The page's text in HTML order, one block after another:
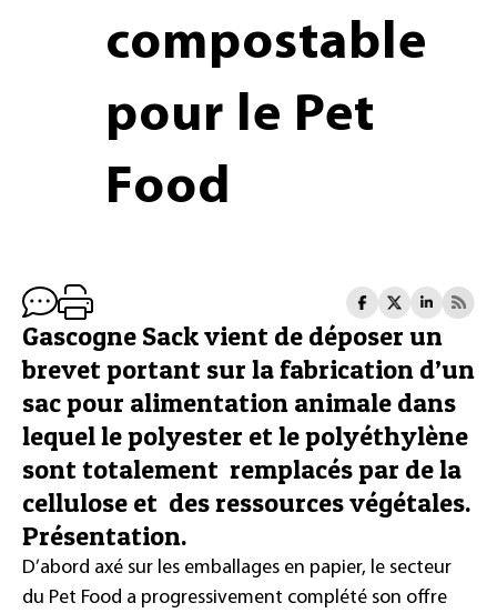
compostable
pour le Pet
Food
Gascogne Sack vient de déposer un
brevet portant sur la fabrication d’un
sac pour alimentation animale dans
lequel le polyester et le polyéthylène
sont totalement remplacés par de la
cellulose et des ressources végétales.
Présentation.
D’abord axé sur les emballages en papier, le secteur
du Pet Food a progressivement complété son offre